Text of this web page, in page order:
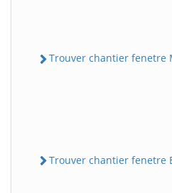
Trouver chantier fenetre
Trouver chantier fenetre